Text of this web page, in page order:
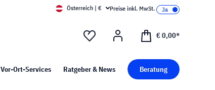
Kunst bei visunext
Österreich | € Preise inkl. MwSt.
€ 0,00*
Vor-Ort-Services Ratgeber & News Beratung